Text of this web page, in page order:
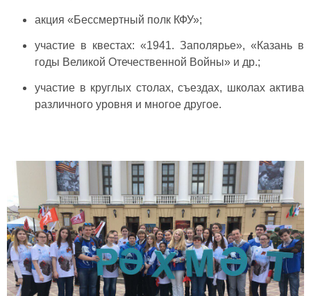
акция «Бессмертный полк КФУ»;
участие в квестах: «1941. Заполярье», «Казань в
годы Великой Отечественной Войны» и др.;
участие в круглых столах, съездах, школах актива
различного уровня и многое другое.